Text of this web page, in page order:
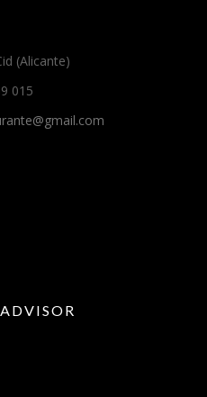
(Alicante)
015